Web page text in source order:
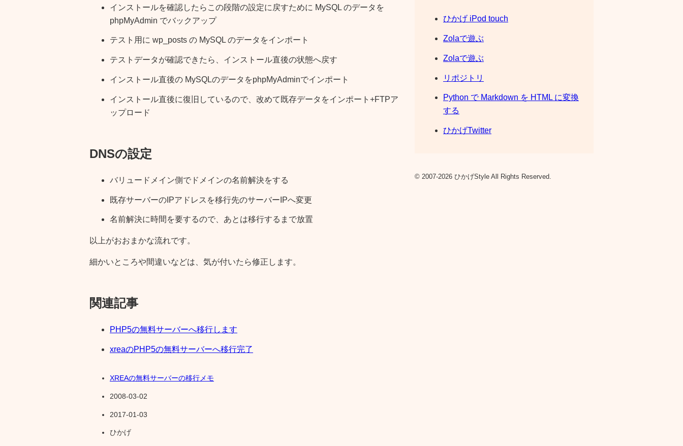
インストールを確認したらこの段階の設定に戻すために MySQL のデータを
phpMyAdmin でバックアップ
テスト用に wp_posts の MySQL のデータをインポート
テストデータが確認できたら、インストール直後の状態へ戻す
インストール直後の MySQLのデータをphpMyAdminでインポート
インストール直後に復旧しているので、改めて既存データをインポート+FTPア
ップロード
DNSの設定
バリュードメイン側でドメインの名前解決をする
既存サーバーのIPアドレスを移行先のサーバーIPへ変更
名前解決に時間を要するので、あとは移行するまで放置
以上がおおまかな流れです。
細かいところや間違いなどは、気が付いたら修正します。
関連記事
PHP5の無料サーバーへ移行します
xreaのPHP5の無料サーバーへ移行完了
XREAの無料サーバーの移行メモ
2008-03-02
2017-01-03
ひかげ
ひかげ iPod touch
Zolaで遊ぶ
Zolaで遊ぶ
リポジトリ
Python で Markdown を HTML に変換
する
ひかげTwitter
© 2007-2026 ひかげStyle All Rights Reserved.